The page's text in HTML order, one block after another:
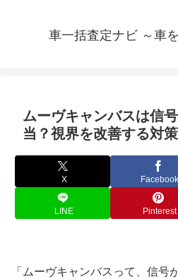
車一括査定ナビ ～車
ムーヴキャンバスは信
当？視界を改善する対
X Facebook
LINE Pinterest
「ムーヴキャンバスって、信号